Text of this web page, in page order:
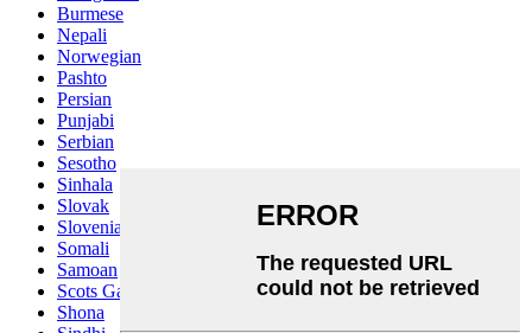
Burmese
Nepali
Norwegian
Pashto
Persian
Punjabi
Serbian
Sesotho
Sinhala
Slovak
Slovenian
Somali
Samoan
Scots Gaelic
Shona